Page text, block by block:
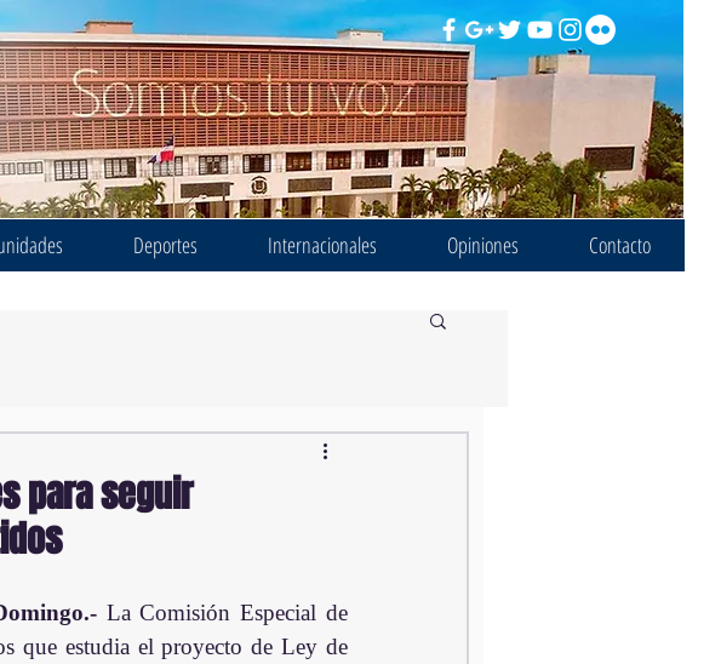
Deportes Internacionales Opiniones Contacto
para seguir
La Comisión Especial de
que estudia el proyecto de Ley de